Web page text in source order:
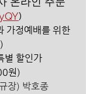
)
가정예배를 위한
원)
장) 박호종